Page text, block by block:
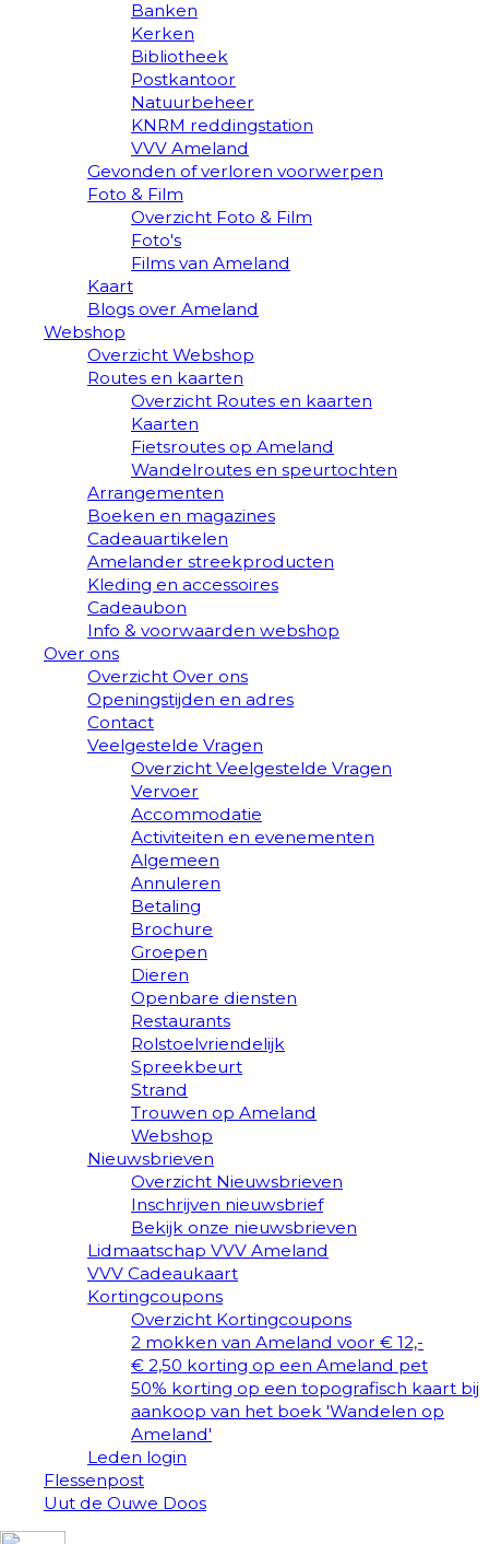
Banken
Kerken
Bibliotheek
Postkantoor
Natuurbeheer
KNRM reddingstation
VVV Ameland
Gevonden of verloren voorwerpen
Foto & Film
Overzicht Foto & Film
Foto's
Films van Ameland
Kaart
Blogs over Ameland
Webshop
Overzicht Webshop
Routes en kaarten
Overzicht Routes en kaarten
Kaarten
Fietsroutes op Ameland
Wandelroutes en speurtochten
Arrangementen
Boeken en magazines
Cadeauartikelen
Amelander streekproducten
Kleding en accessoires
Cadeaubon
Info & voorwaarden webshop
Over ons
Overzicht Over ons
Openingstijden en adres
Contact
Veelgestelde Vragen
Overzicht Veelgestelde Vragen
Vervoer
Accommodatie
Activiteiten en evenementen
Algemeen
Annuleren
Betaling
Brochure
Groepen
Dieren
Openbare diensten
Restaurants
Rolstoelvriendelijk
Spreekbeurt
Strand
Trouwen op Ameland
Webshop
Nieuwsbrieven
Overzicht Nieuwsbrieven
Inschrijven nieuwsbrief
Bekijk onze nieuwsbrieven
Lidmaatschap VVV Ameland
VVV Cadeaukaart
Kortingcoupons
Overzicht Kortingcoupons
2 mokken van Ameland voor € 12,-
€ 2,50 korting op een Ameland pet
50% korting op een topografisch kaart bij
aankoop van het boek 'Wandelen op
Ameland'
Leden login
Flessenpost
Uut de Ouwe Doos